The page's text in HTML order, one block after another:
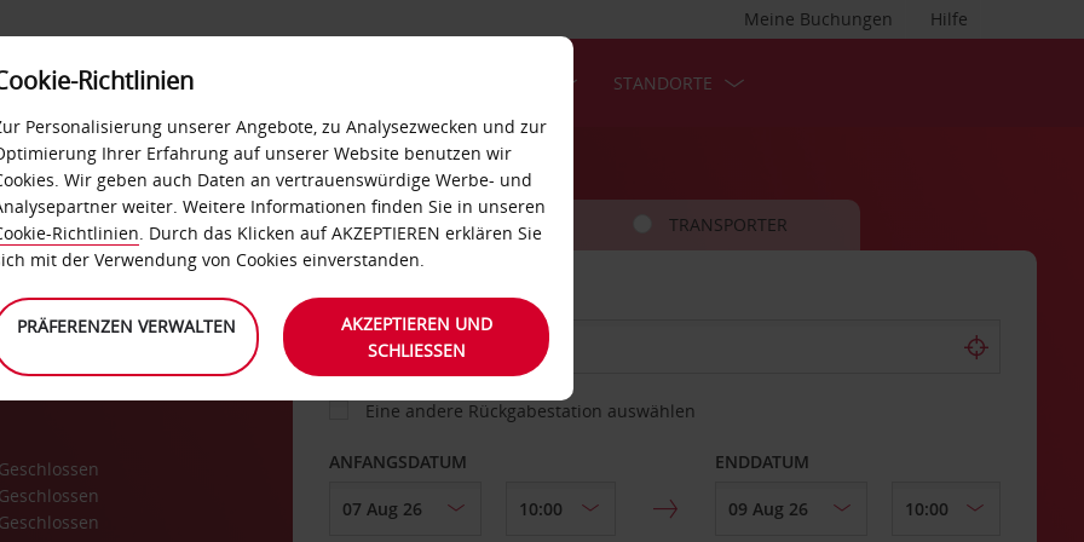
Hilfe
Meine Buchungen
SELF-SERVICES STANDORTE
Geschlossen
Geschlossen
Geschlossen
FAHRZEUG TRANSPORTER
ABHOLEN VON
Eine andere Rückgabestation auswählen
ANFANGSDATUM ENDDATUM
Richtlinien
Personalisierung unserer Angebote, zu Analysezwecken und zur
Ihrer Erfahrung auf unserer Website benutzen wir
Wir geben auch Daten an vertrauenswürdige Werbe- und
weiter. Weitere Informationen finden Sie in unseren
Richtlinien. Durch das Klicken auf AKZEPTIEREN erklären Sie
mit der Verwendung von Cookies einverstanden.
PRÄFERENZEN VERWALTEN
AKZEPTIEREN UND
SCHLIESSEN